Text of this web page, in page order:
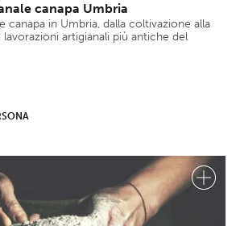
canapa Umbria
canapa in Umbria, dalla coltivazione alla
artigianali più antiche del